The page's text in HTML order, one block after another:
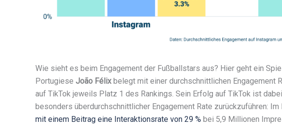
Wie sieht es beim Engagement der Fußballstars aus? Hier geht ein
Portugiese João Félix belegt mit einer durchschnittlichen Engagement
auf TikTok jeweils Platz 1 des Rankings. Sein Erfolg auf TikTok ist
besonders überdurchschnittlicher Engagement Rate zurückzuführen:
mit einem Beitrag eine Interaktionsrate von 29 % bei 5,9 Millionen